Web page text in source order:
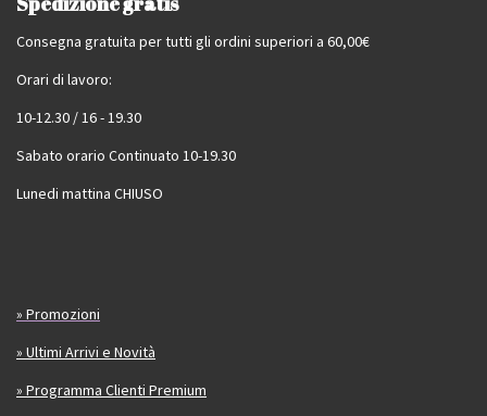
Consegna gratuita per tutti gli ordini superiori a 60,00€
Orari di lavoro:
10-12.30 / 16 - 19.30
Sabato orario Continuato 10-19.30
Lunedi mattina CHIUSO
» Promozioni
» Ultimi Arrivi e Novità
» Programma Clienti Premium